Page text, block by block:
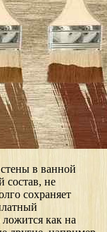
в ванной
состав, не
сохраняет
как на